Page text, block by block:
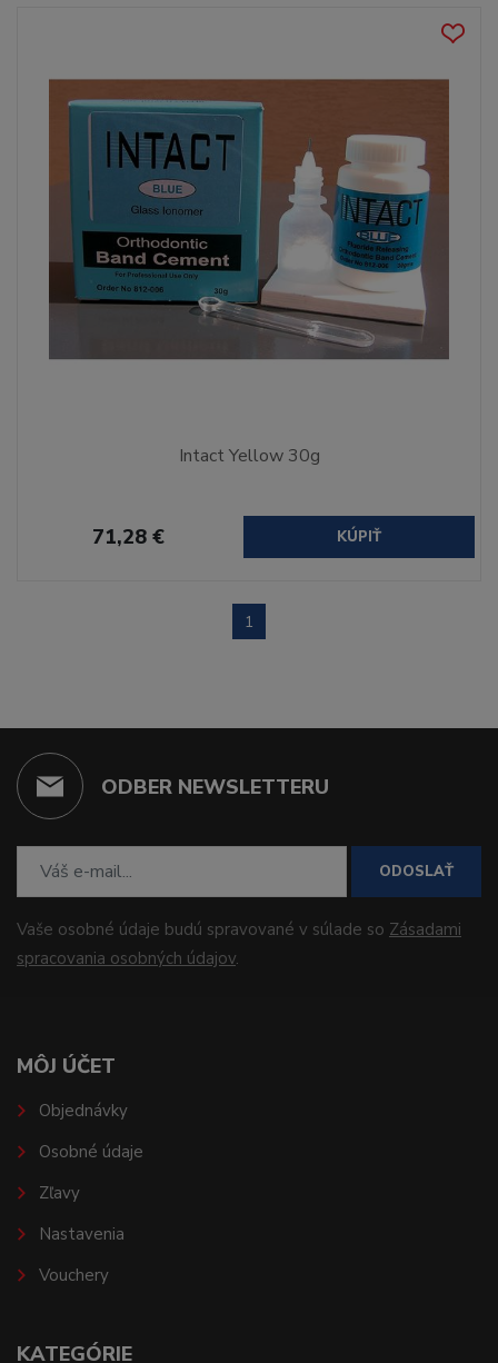
Intact Yellow 30g
71,28 € KÚPIŤ
1
ODBER NEWSLETTERU
ODOSLAŤ
Vaše osobné údaje budú spravované v súlade so Zásadami
spracovania osobných údajov.
MÔJ ÚČET
Objednávky
Osobné údaje
Zľavy
Nastavenia
Vouchery
KATEGÓRIE